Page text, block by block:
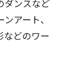
ダンスなど
アート、
などのワー